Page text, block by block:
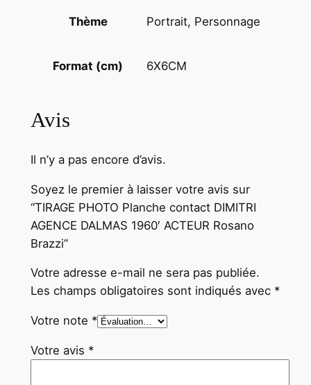
n
B
a
z
i
Thème Portrait, Personnage
Format (cm) 6X6CM
Avis
Il n’y a pas encore d’avis.
Soyez le premier à laisser votre avis sur
“TIRAGE PHOTO Planche contact DIMITRI
AGENCE DALMAS 1960′ ACTEUR Rosano
Brazzi”
Votre adresse e-mail ne sera pas publiée.
Les champs obligatoires sont indiqués avec *
Votre note *
Votre avis *